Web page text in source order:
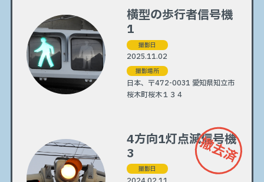
横型の歩行者信号機
1
撮影日
2025.11.02
撮影場所
日本、〒472-0031 愛知県知立市
桜木町桜木１３４
4方向1灯点滅信号機
3
撤去済
撮影日